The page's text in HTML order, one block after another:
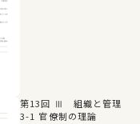
第13回 Ⅲ 組織と管理
3-1 官僚制の理論